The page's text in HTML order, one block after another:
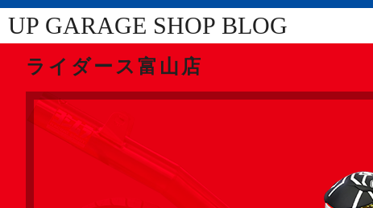
UP GARAGE SHOP BLOG
ライダース富山店